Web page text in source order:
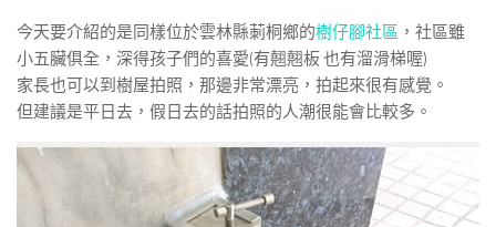
今天要介紹的是同樣位於雲林縣莿桐鄉的樹仔腳社區 ，社區雖
小五臟俱全，深得孩子們的喜愛(有翹翹板 也有溜滑梯喔)
家長也可以到樹屋拍照，那邊非常漂亮，拍起來很有感覺。
但建議是平日去，假日去的話拍照的人潮很能會比較多。